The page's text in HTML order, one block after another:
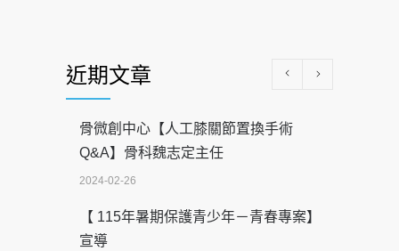
近期文章
骨微創中心【人工膝關節置換手術
Q&A】骨科魏志定主任
2024-02-26
【 115年暑期保護青少年－青春專案】
宣導